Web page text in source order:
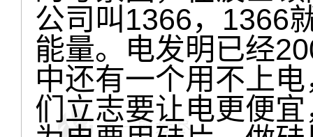
公司叫1366，1366
能量。电发明已经
中还有一个用不上
们立志要让电更便